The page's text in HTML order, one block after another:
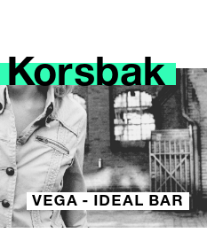
Korsbak
VEGA - IDEAL BAR